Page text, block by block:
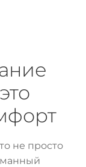
не просто